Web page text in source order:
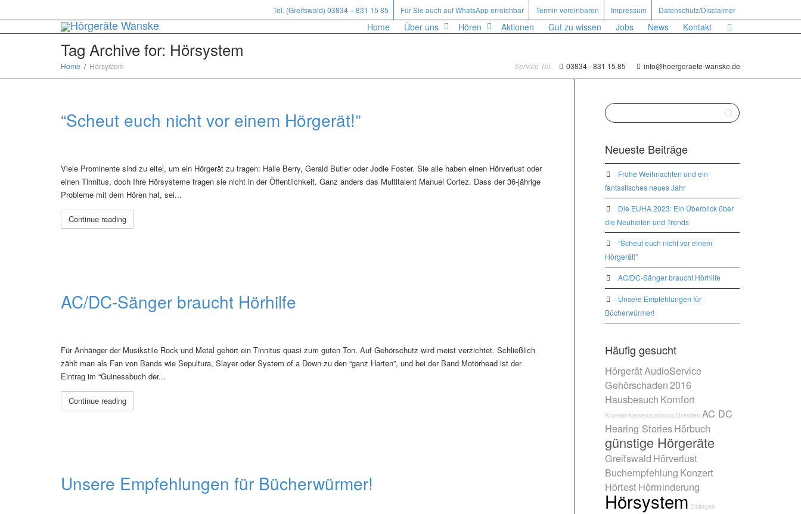
Tel. (Greifswald) 03834 – 831 15 85 Für Sie auch auf WhatsApp erreichbar Termin vereinbaren Impressum Datenschutz/Disclaimer
Home Über uns Hören Aktionen Gut zu wissen Jobs News Kontakt
Tag Archive for: Hörsystem
Home Hörsystem Service Tel. 03834 - 831 15 85 info@hoergeraete-wanske.de
“Scheut euch nicht vor einem Hörgerät!”
Viele Prominente sind zu eitel, um ein Hörgerät zu tragen: Halle Berry, Gerald Butler oder Jodie Foster. Sie alle haben einen Hörverlust oder
einen Tinnitus, doch Ihre Hörsysteme tragen sie nicht in der Öffentlichkeit. Ganz anders das Multitalent Manuel Cortez. Dass der 36-jährige
Probleme mit dem Hören hat, sei...
Continue reading
AC/DC-Sänger braucht Hörhilfe
Für Anhänger der Musikstile Rock und Metal gehört ein Tinnitus quasi zum guten Ton. Auf Gehörschutz wird meist verzichtet. Schließlich
zählt man als Fan von Bands wie Sepultura, Slayer oder System of a Down zu den “ganz Harten”, und bei der Band Motörhead ist der
Eintrag im “Guinessbuch der...
Continue reading
Unsere Empfehlungen für Bücherwürmer!
Neueste Beiträge
Frohe Weihnachten und ein
fantastisches neues Jahr
Die EUHA 2023: Ein Überblick über
die Neuheiten und Trends
“Scheut euch nicht vor einem
Hörgerät!”
AC/DC-Sänger braucht Hörhilfe
Unsere Empfehlungen für
Bücherwürmer!
Häufig gesucht
HörgerätAudioService
Gehörschaden2016
Hausbesuch Komfort
Krankenkassenzuschuss Dresden AC DC
Hearing StoriesHörbuch
günstige Hörgeräte
Greifswald Hörverlust
Buchempfehlung Konzert
Hörtest Hörminderung
Hörsystem Eislingen